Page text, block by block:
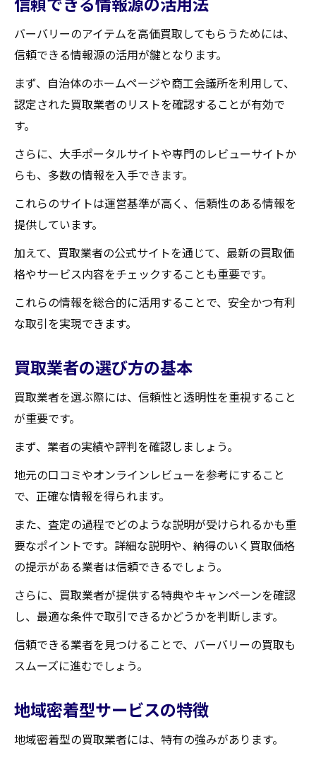
バーバリーのアイテムを高価買取してもらうためには、
信頼できる情報源の活用が鍵となります。
まず、自治体のホームページや商工会議所を利用して、
認定された買取業者のリストを確認することが有効で
す。
さらに、大手ポータルサイトや専門のレビューサイトか
らも、多数の情報を入手できます。
これらのサイトは運営基準が高く、信頼性のある情報を
提供しています。
加えて、買取業者の公式サイトを通じて、最新の買取価
格やサービス内容をチェックすることも重要です。
これらの情報を総合的に活用することで、安全かつ有利
な取引を実現できます。
買取業者の選び方の基本
買取業者を選ぶ際には、信頼性と透明性を重視すること
が重要です。
まず、業者の実績や評判を確認しましょう。
地元の口コミやオンラインレビューを参考にすること
で、正確な情報を得られます。
また、査定の過程でどのような説明が受けられるかも重
要なポイントです。詳細な説明や、納得のいく買取価格
の提示がある業者は信頼できるでしょう。
さらに、買取業者が提供する特典やキャンペーンを確認
し、最適な条件で取引できるかどうかを判断します。
信頼できる業者を見つけることで、バーバリーの買取も
スムーズに進むでしょう。
地域密着型サービスの特徴
地域密着型の買取業者には、特有の強みがあります。